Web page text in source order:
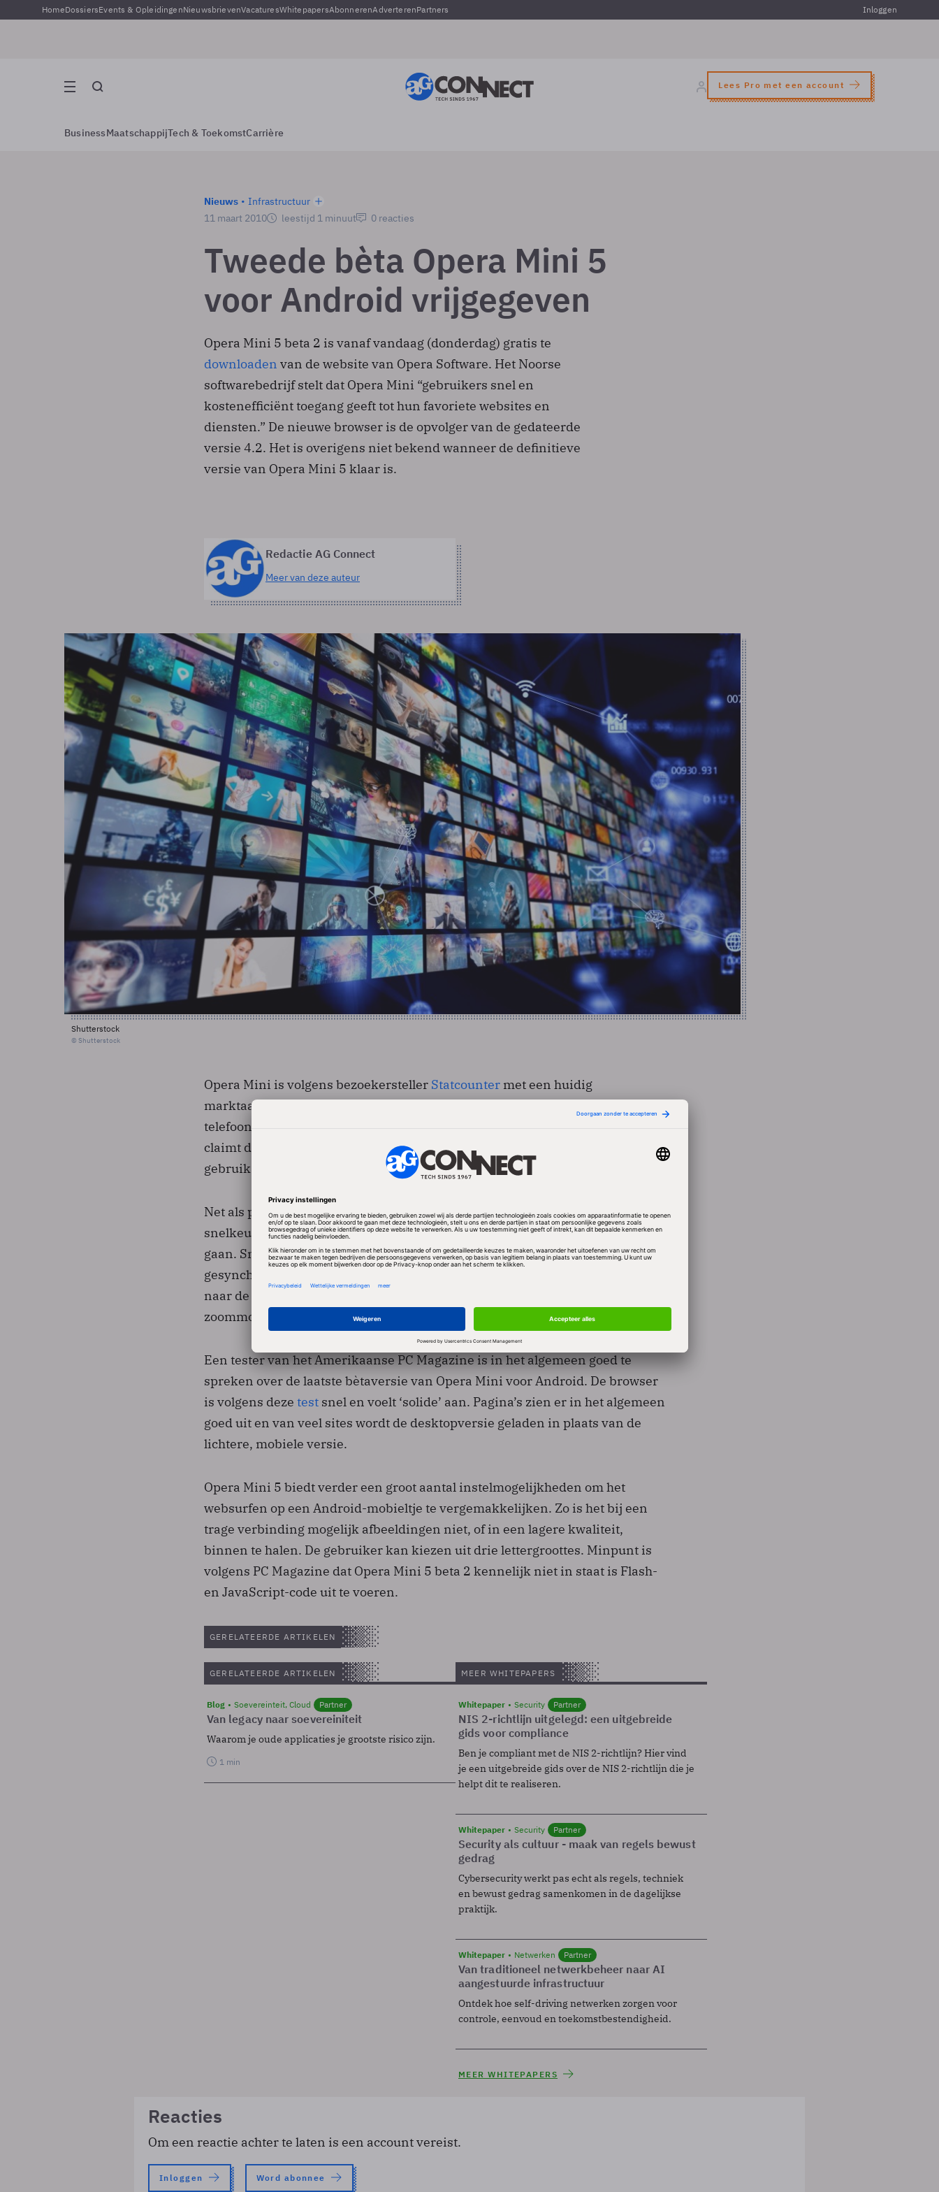
HomeDossiersEvents & OpleidingenNieuwsbrievenVacaturesWhitepapersAbonnerenAdverterenPartners Inloggen
Lees Pro met een account
BusinessMaatschappijTech & ToekomstCarrière
Nieuws
Infrastructuur
11 maart 2010
leestijd 1 minuut 0 reacties
Tweede bèta Opera Mini 5
voor Android vrijgegeven
Opera Mini 5 beta 2 is vanaf vandaag (donderdag) gratis te
downloaden van de website van Opera Software. Het Noorse
softwarebedrijf stelt dat Opera Mini “gebruikers snel en
kostenefficiënt toegang geeft tot hun favoriete websites en
diensten.” De nieuwe browser is de opvolger van de gedateerde
versie 4.2. Het is overigens niet bekend wanneer de definitieve
versie van Opera Mini 5 klaar is.
Redactie AG Connect
Meer van deze auteur
Shutterstock
© Shutterstock
Opera Mini is volgens bezoekersteller Statcounter met een huidig
marktaandeel van 25 procent de meest gebruikte webbrowser op mobiele
telefoons, nog voor de iPhone (Safari) met 22 procent. Opera Software zelf
claimt dat Opera Mini op meer dan 50 miljoen mobieltjes wereldwijd in
gebruik is.
Net als pc-browsers beschikt Opera Mini 5 over tabbladen. Met
snelkeuzeknoppen (speed dial) kan de gebruiker snel naar favoriete sites
gaan. Snelkeuzes en bookmarks kunnen met die op de pc worden
gesynchroniseerd. Pagina’s worden tot 90 procent gecomprimeerd voordat ze
naar de telefoon worden verstuurd, wat het dataverkeer beperkt. Een
zoommodus kan pagina’s in- en uitzoomen tussen 60 en 200 procent.
Een tester van het Amerikaanse PC Magazine is in het algemeen goed te
spreken over de laatste bètaversie van Opera Mini voor Android. De browser
is volgens deze test snel en voelt ‘solide’ aan. Pagina’s zien er in het algemeen
goed uit en van veel sites wordt de desktopversie geladen in plaats van de
lichtere, mobiele versie.
Opera Mini 5 biedt verder een groot aantal instelmogelijkheden om het
websurfen op een Android-mobieltje te vergemakkelijken. Zo is het bij een
trage verbinding mogelijk afbeeldingen niet, of in een lagere kwaliteit,
binnen te halen. De gebruiker kan kiezen uit drie lettergroottes. Minpunt is
volgens PC Magazine dat Opera Mini 5 beta 2 kennelijk niet in staat is Flash-
en JavaScript-code uit te voeren.
GERELATEERDE ARTIKELEN
GERELATEERDE ARTIKELEN
Blog Soevereinteit, Cloud Partner
Van legacy naar soevereiniteit
Waarom je oude applicaties je grootste risico zijn.
1 min
MEER WHITEPAPERS
Whitepaper Security Partner
NIS 2-richtlijn uitgelegd: een uitgebreide
gids voor compliance
Ben je compliant met de NIS 2-richtlijn? Hier vind
je een uitgebreide gids over de NIS 2-richtlijn die je
helpt dit te realiseren.
Whitepaper Security Partner
Security als cultuur - maak van regels bewust
gedrag
Cybersecurity werkt pas echt als regels, techniek
en bewust gedrag samenkomen in de dagelijkse
praktijk.
Whitepaper Netwerken Partner
Van traditioneel netwerkbeheer naar AI
aangestuurde infrastructuur
Ontdek hoe self-driving netwerken zorgen voor
controle, eenvoud en toekomstbestendigheid.
MEER WHITEPAPERS
Reacties
Om een reactie achter te laten is een account vereist.
Inloggen Word abonnee